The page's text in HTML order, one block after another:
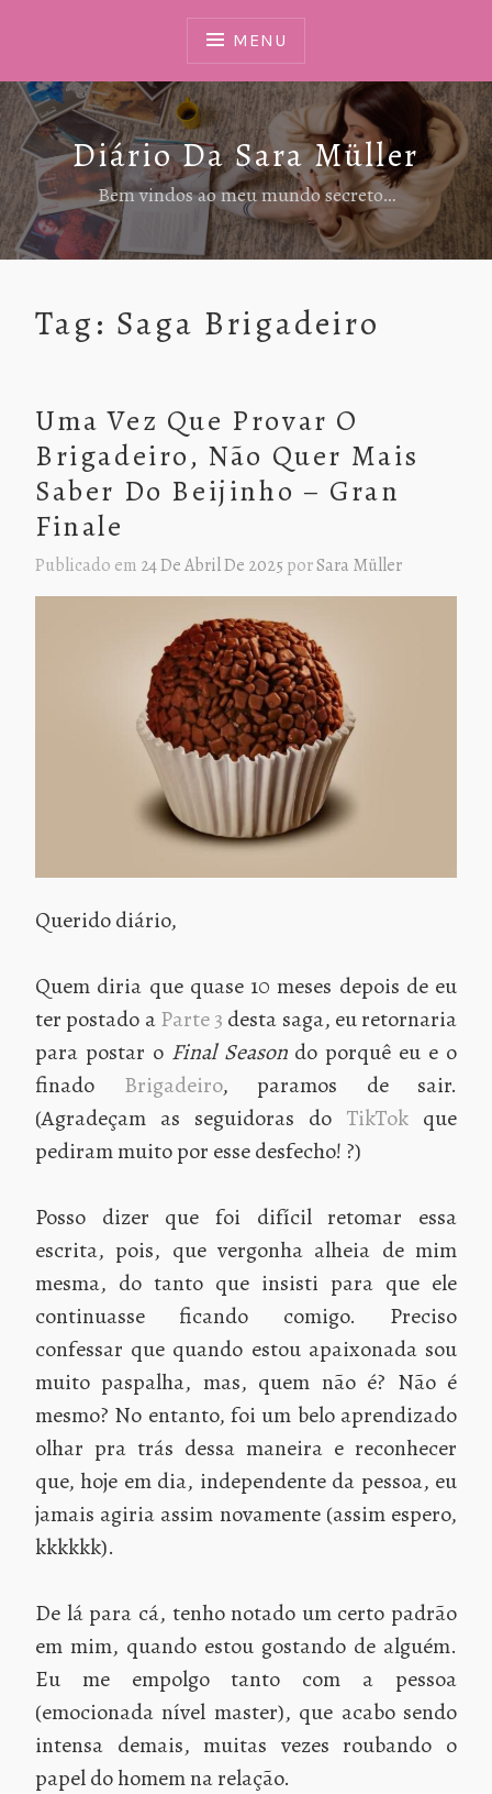
MENU
Diário Da Sara Müller
Bem vindos ao meu mundo secreto…
Tag: Saga Brigadeiro
Uma Vez Que Provar O
Brigadeiro, Não Quer Mais
Saber Do Beijinho – Gran
Finale
Publicado em 24 De Abril De 2025 porSara Müller
Querido diário,
Quem diria que quase 10 meses depois de eu
ter postado aParte 3 desta saga, eu retornaria
para postar o Final Seasondo porquê eu e o
finado Brigadeiro, paramos de sair.
(Agradeçam as seguidoras do TikTok que
pediram muito por esse desfecho! ?)
Posso dizer que foi difícil retomar essa
escrita, pois, que vergonha alheia de mim
mesma, do tanto que insisti para que ele
continuasse ficando comigo. Preciso
confessar que quando estou apaixonada sou
muito paspalha, mas, quem não é? Não é
mesmo? No entanto, foi um belo aprendizado
olhar pra trás dessa maneira e reconhecer
que, hoje em dia, independente da pessoa, eu
jamais agiria assim novamente (assim espero,
kkkkkk).
De lá para cá, tenho notado um certo padrão
em mim, quando estou gostando de alguém.
Eu me empolgo tanto com a pessoa
(emocionada nível master), que acabo sendo
intensa demais, muitas vezes roubando o
papel do homem na relação.